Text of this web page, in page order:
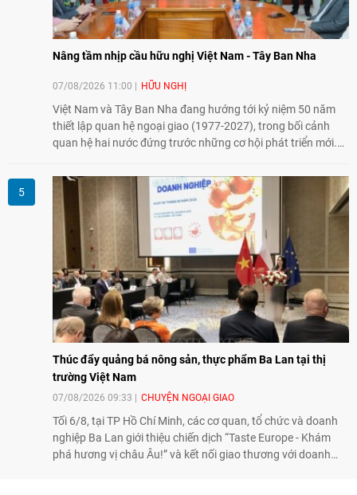
Nâng tầm nhịp cầu hữu nghị Việt Nam - Tây Ban Nha
07/08/2026 11:00 HỮU NGHỊ
Việt Nam và Tây Ban Nha đang hướng tới kỷ niệm 50 năm
thiết lập quan hệ ngoại giao (1977-2027), trong bối cảnh
quan hệ hai nước đứng trước những cơ hội phát triển mới.
nhân dân có vai trò quan trọng trong việc củng cố nền tảng
xã hội, tăng cường hiểu biết, tin cậy và gắn bó giữa nhân
dân hai nước.
Thúc đẩy quảng bá nông sản, thực phẩm Ba Lan tại thị
trường Việt Nam
07/08/2026 09:33 CHUYỆN NGOẠI GIAO
Tối 6/8, tại TP Hồ Chí Minh, các cơ quan, tổ chức và doanh
nghiệp Ba Lan giới thiệu chiến dịch “Taste Europe - Khám
phá hương vị châu Âu!” và kết nối giao thương với doanh